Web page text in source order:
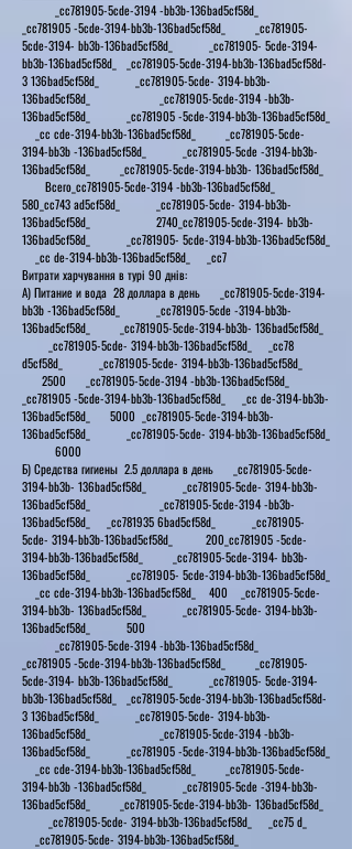
_cc781905-5cde-3194 -bb3b-136bad5cf58d_
_cc781905 -5cde-3194-bb3b-136bad5cf58d_ _cc781905-
5cde-3194- bb3b-136bad5cf58d_ _cc781905- 5cde-3194-
bb3b-136bad5cf58d_ _cc781905-5cde-3194-bb3b-136bad5cf58d-
3 136bad5cf58d_ _cc781905-5cde- 3194-bb3b-
136bad5cf58d_ _cc781905-5cde-3194 -bb3b-
136bad5cf58d_ _cc781905 -5cde-3194-bb3b-136bad5cf58d_
_cc cde-3194-bb3b-136bad5cf58d_ _cc781905-5cde-
3194-bb3b -136bad5cf58d_ _cc781905-5cde -3194-bb3b-
136bad5cf58d_ _cc781905-5cde-3194-bb3b- 136bad5cf58d_
Всего_cc781905-5cde-3194 -bb3b-136bad5cf58d_
580_cc743 ad5cf58d_ _cc781905-5cde- 3194-bb3b-
136bad5cf58d_ 2740_cc781905-5cde-3194- bb3b-
136bad5cf58d_ _cc781905- 5cde-3194-bb3b-136bad5cf58d_
_cc de-3194-bb3b-136bad5cf58d_ _cc7
Витрати харчування в турі 90 днів:
А) Питание и вода 28 доллара в день _cc781905-5cde-3194-
bb3b -136bad5cf58d_ _cc781905-5cde -3194-bb3b-
136bad5cf58d_ _cc781905-5cde-3194-bb3b- 136bad5cf58d_
_cc781905-5cde- 3194-bb3b-136bad5cf58d_ _cc78
d5cf58d_ _cc781905-5cde- 3194-bb3b-136bad5cf58d_
2500 _cc781905-5cde-3194 -bb3b-136bad5cf58d_
_cc781905 -5cde-3194-bb3b-136bad5cf58d_ _cc de-3194-bb3b-
136bad5cf58d_ 5000 _cc781905-5cde-3194-bb3b-
136bad5cf58d_ _cc781905-5cde- 3194-bb3b-136bad5cf58d_
6000
Б) Средства гигиены 2.5 доллара в день _cc781905-5cde-
3194-bb3b- 136bad5cf58d_ _cc781905-5cde- 3194-bb3b-
136bad5cf58d_ _cc781905-5cde-3194 -bb3b-
136bad5cf58d_ _cc781935 6bad5cf58d_ _cc781905-
5cde- 3194-bb3b-136bad5cf58d_ 200_cc781905 -5cde-
3194-bb3b-136bad5cf58d_ _cc781905-5cde-3194- bb3b-
136bad5cf58d_ _cc781905- 5cde-3194-bb3b-136bad5cf58d_
_cc cde-3194-bb3b-136bad5cf58d_ 400 _cc781905-5cde-
3194-bb3b- 136bad5cf58d_ _cc781905-5cde- 3194-bb3b-
136bad5cf58d_ 500
_cc781905-5cde-3194 -bb3b-136bad5cf58d_
_cc781905 -5cde-3194-bb3b-136bad5cf58d_ _cc781905-
5cde-3194- bb3b-136bad5cf58d_ _cc781905- 5cde-3194-
bb3b-136bad5cf58d_ _cc781905-5cde-3194-bb3b-136bad5cf58d-
3 136bad5cf58d_ _cc781905-5cde- 3194-bb3b-
136bad5cf58d_ _cc781905-5cde-3194 -bb3b-
136bad5cf58d_ _cc781905 -5cde-3194-bb3b-136bad5cf58d_
_cc cde-3194-bb3b-136bad5cf58d_ _cc781905-5cde-
3194-bb3b -136bad5cf58d_ _cc781905-5cde -3194-bb3b-
136bad5cf58d_ _cc781905-5cde-3194-bb3b- 136bad5cf58d_
_cc781905-5cde- 3194-bb3b-136bad5cf58d_ _cc75 d_
_cc781905-5cde- 3194-bb3b-136bad5cf58d_